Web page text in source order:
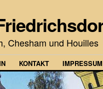
Chesham und Houilles
KONTAKT